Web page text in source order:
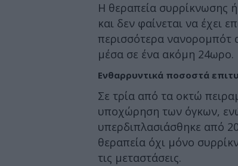
Η θεραπεία συρρίκνωσης
και δεν φαίνεται να έχει
περισσότερα νανορομπότ
μέσα σε ένα ακόμη 24ωρο.
Ενθαρρυντικά ποσοστά
Σε τρία από τα οκτώ
υποχώρηση των όγκων,
υπερδιπλασιάσθηκε από
θεραπεία όχι μόνο
τις μεταστάσεις.